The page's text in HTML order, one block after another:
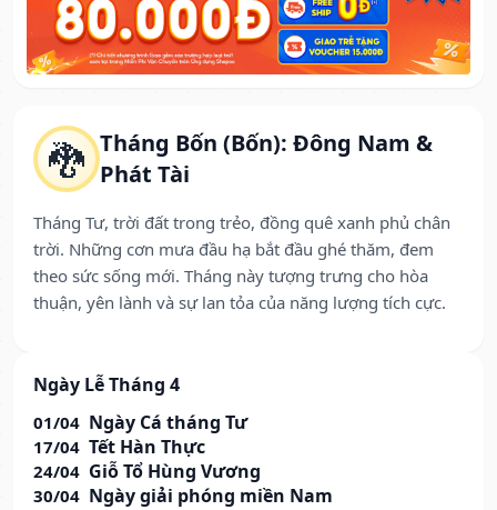
🐉 Tháng Bốn (Bốn): Đông Nam &
Phát Tài
Tháng Tư, trời đất trong trẻo, đồng quê xanh phủ chân
trời. Những cơn mưa đầu hạ bắt đầu ghé thăm, đem
theo sức sống mới. Tháng này tượng trưng cho hòa
thuận, yên lành và sự lan tỏa của năng lượng tích cực.
Ngày Lễ Tháng 4
01/04 Ngày Cá tháng Tư
17/04 Tết Hàn Thực
24/04 Giỗ Tổ Hùng Vương
30/04 Ngày giải phóng miền Nam